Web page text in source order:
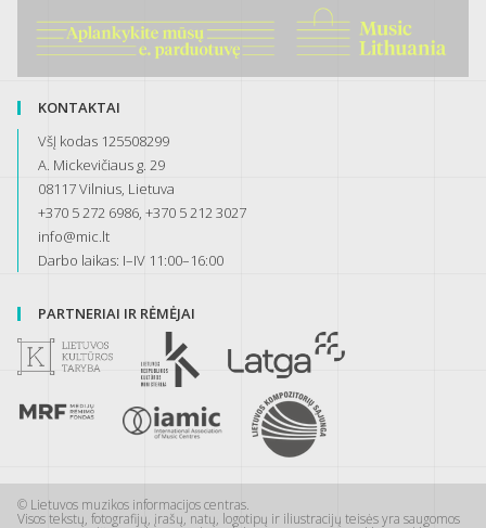
KONTAKTAI
VšĮ kodas 125508299
A. Mickevičiaus g. 29
08117 Vilnius, Lietuva
+370 5 272 6986, +370 5 212 3027
info@mic.lt
Darbo laikas: I–IV 11:00–16:00
PARTNERIAI IR RĖMĖJAI
© Lietuvos muzikos informacijos centras.
Visos tekstų, fotografijų, įrašų, natų, logotipų ir iliustracijų teisės yra saugomos